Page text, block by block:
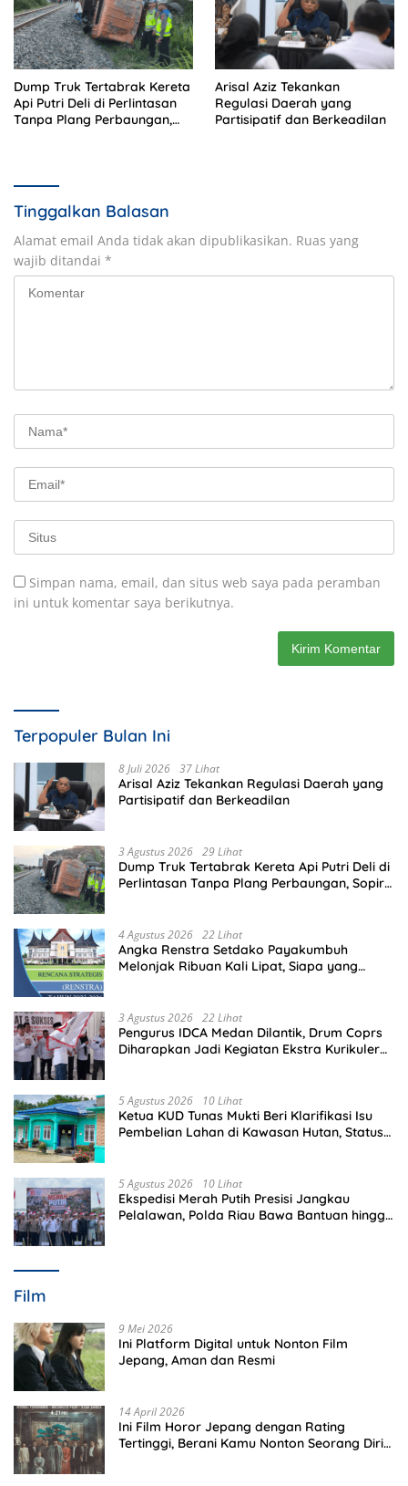
Dump Truk Tertabrak Kereta
Api Putri Deli di Perlintasan
Tanpa Plang Perbaungan,
Arisal Aziz Tekankan
Regulasi Daerah yang
Partisipatif dan Berkeadilan
Tinggalkan Balasan
Alamat email Anda tidak akan dipublikasikan. Ruas yang
wajib ditandai *
Simpan nama, email, dan situs web saya pada peramban
ini untuk komentar saya berikutnya.
Terpopuler Bulan Ini
8 Juli 2026 37 Lihat
Arisal Aziz Tekankan Regulasi Daerah yang
Partisipatif dan Berkeadilan
3 Agustus 2026 29 Lihat
Dump Truk Tertabrak Kereta Api Putri Deli di
Perlintasan Tanpa Plang Perbaungan, Sopir
4 Agustus 2026 22 Lihat
Angka Renstra Setdako Payakumbuh
Melonjak Ribuan Kali Lipat, Siapa yang
3 Agustus 2026 22 Lihat
Pengurus IDCA Medan Dilantik, Drum Coprs
Diharapkan Jadi Kegiatan Ekstra Kurikuler
5 Agustus 2026 10 Lihat
Ketua KUD Tunas Mukti Beri Klarifikasi Isu
Pembelian Lahan di Kawasan Hutan, Status
5 Agustus 2026 10 Lihat
Ekspedisi Merah Putih Presisi Jangkau
Pelalawan, Polda Riau Bawa Bantuan hingga
Film
9 Mei 2026
Ini Platform Digital untuk Nonton Film
Jepang, Aman dan Resmi
14 April 2026
Ini Film Horor Jepang dengan Rating
Tertinggi, Berani Kamu Nonton Seorang Diri